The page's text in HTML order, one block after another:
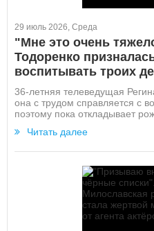
29 июль 2026, Среда
"Мне это очень
Тодоренко
воспитывать троих
36-летняя телеведущая
она с трудом справляется с
поэтому пока откладывает
Читать далее